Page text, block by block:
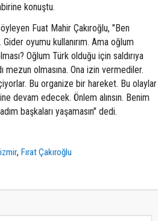
konuştu.
Fuat Mahir Çakıroğlu, "Ben
oyumu kullanırım. Ama oğlum
Oğlum Türk olduğu için saldırıya
mezun olmasına. Ona izin vermediler.
Bu organize bir hareket. Bu olaylar
devam edecek. Önlem alınsın. Benim
başkaları yaşamasın" dedi.
izmir,Fırat Çakıroğlu